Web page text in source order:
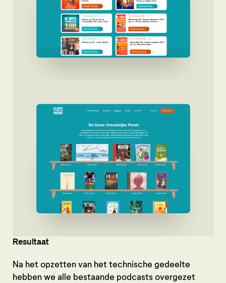
Resultaat
Na het opzetten van het technische gedeelte
hebben we alle bestaande podcasts overgezet